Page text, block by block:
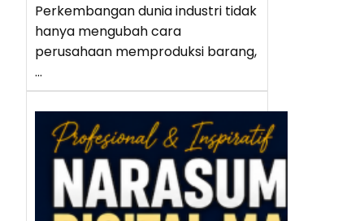
Perkembangan dunia industri tidak
hanya mengubah cara
perusahaan memproduksi barang,
…